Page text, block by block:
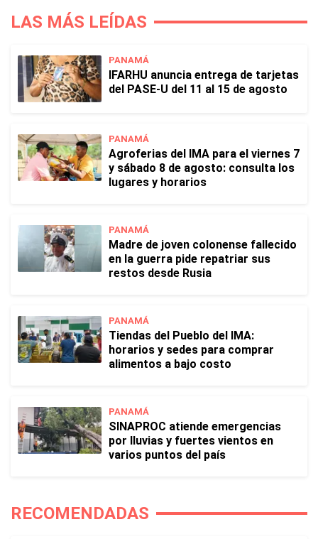
LAS MÁS LEÍDAS
PANAMÁ
IFARHU anuncia entrega de tarjetas
del PASE-U del 11 al 15 de agosto
PANAMÁ
Agroferias del IMA para el viernes 7
y sábado 8 de agosto: consulta los
lugares y horarios
PANAMÁ
Madre de joven colonense fallecido
en la guerra pide repatriar sus
restos desde Rusia
PANAMÁ
Tiendas del Pueblo del IMA:
horarios y sedes para comprar
alimentos a bajo costo
PANAMÁ
SINAPROC atiende emergencias
por lluvias y fuertes vientos en
varios puntos del país
RECOMENDADAS